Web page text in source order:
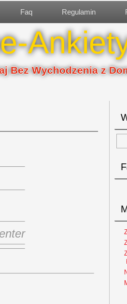
Faq Regulamin
Bez Wychodzenia z